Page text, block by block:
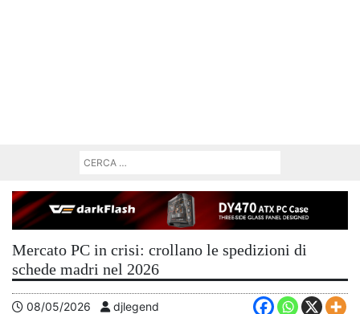
Mercato PC in crisi: crollano le spedizioni di
schede madri nel 2026
08/05/2026 djlegend